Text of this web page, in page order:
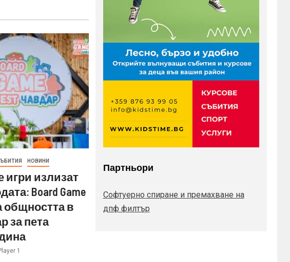
НОВИНИ
игри излизат
Board Game
общността в
за пета
1
Партньори
Софтуерно спиране и премахване на
дпф филтър